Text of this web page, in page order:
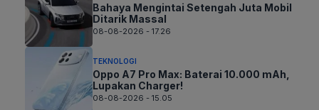
Bahaya Mengintai Setengah Juta Mobil
Ditarik Massal
08-08-2026 - 17.26
TEKNOLOGI
Oppo A7 Pro Max: Baterai 10.000 mAh,
Lupakan Charger!
08-08-2026 - 15.05